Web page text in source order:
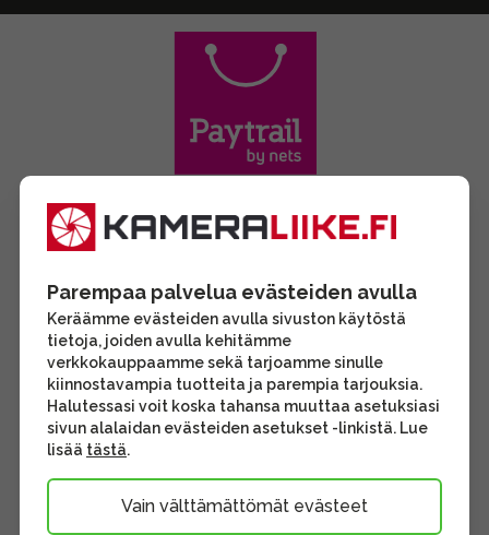
Parempaa palvelua evästeiden avulla
Keräämme evästeiden avulla sivuston käytöstä
tietoja, joiden avulla kehitämme
verkkokauppaamme sekä tarjoamme sinulle
kiinnostavampia tuotteita ja parempia tarjouksia.
Halutessasi voit koska tahansa muuttaa asetuksiasi
sivun alalaidan evästeiden asetukset -linkistä. Lue
lisää tästä.
Vain välttämättömät evästeet